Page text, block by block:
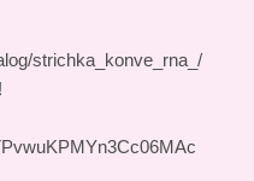
strichka_konve_rna_/